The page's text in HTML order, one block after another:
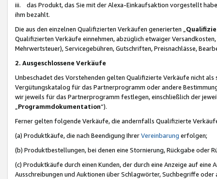
iii. das Produkt, das Sie mit der Alexa-Einkaufsaktion vorgestellt
ihm bezahlt.
Die aus den einzelnen Qualifizierten Verkäufen generierten „
Qualifizierten Verkäufe einnehmen, abzüglich etwaiger
Mehrwertsteuer), Servicegebühren, Gutschriften, Preisnachlässe,
2. Ausgeschlossene Verkäufe
Unbeschadet des Vorstehenden gelten Qualifizierte Verkäufe nicht
Vergütungskatalog für das Partnerprogramm oder andere
wir jeweils für das Partnerprogramm festlegen, einschließlich der
Programmdokumentation“).
Ferner gelten folgende Verkäufe, die andernfalls Qualifizierte
(a) Produktkäufe, die nach Beendigung IhrerVereinbarung erfolgen;
(b) Produktbestellungen, bei denen eine Stornierung, Rückgabe oder
(c) Produktkäufe durch einen Kunden, der durch eine Anzeige auf
Ausschreibungen und Auktionen über Schlagwörter, Suchbegriffe